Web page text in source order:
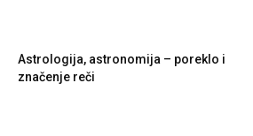
Astrologija, astronomija – poreklo i
značenje reči